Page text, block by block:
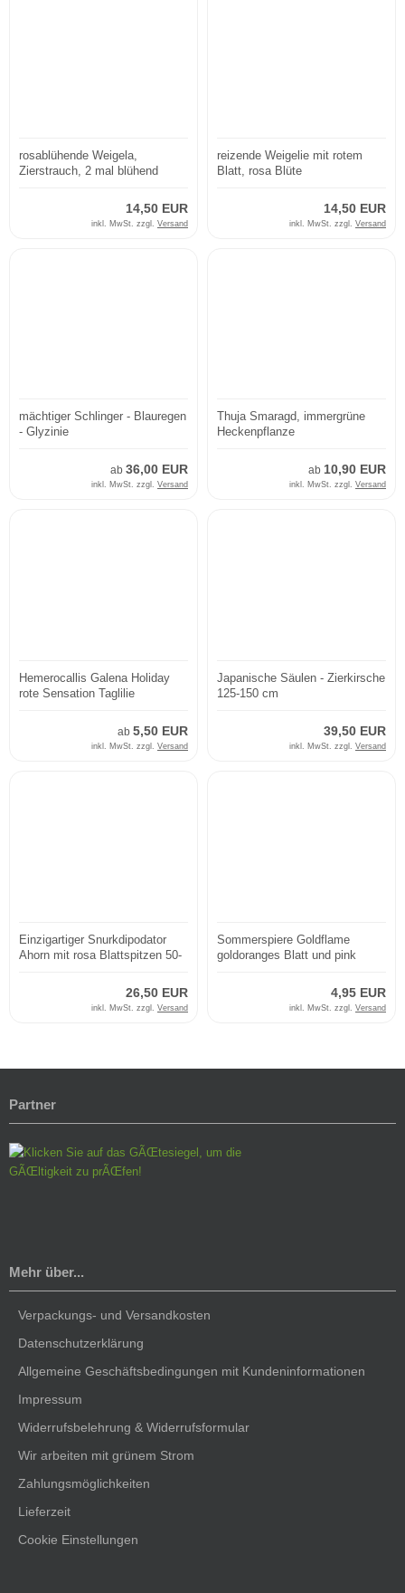
rosablühende Weigela,
Zierstrauch, 2 mal blühend
14,50 EUR
inkl. MwSt. zzgl. Versand
reizende Weigelie mit rotem
Blatt, rosa Blüte
14,50 EUR
inkl. MwSt. zzgl. Versand
mächtiger Schlinger - Blauregen
- Glyzinie
ab 36,00 EUR
inkl. MwSt. zzgl. Versand
Thuja Smaragd, immergrüne
Heckenpflanze
ab 10,90 EUR
inkl. MwSt. zzgl. Versand
Hemerocallis Galena Holiday
rote Sensation Taglilie
ab 5,50 EUR
inkl. MwSt. zzgl. Versand
Japanische Säulen - Zierkirsche
125-150 cm
39,50 EUR
inkl. MwSt. zzgl. Versand
Einzigartiger Snurkdipodator
Ahorn mit rosa Blattspitzen 50-
26,50 EUR
inkl. MwSt. zzgl. Versand
Sommerspiere Goldflame
goldoranges Blatt und pink
4,95 EUR
inkl. MwSt. zzgl. Versand
Partner
Mehr über...
Verpackungs- und Versandkosten
Datenschutzerklärung
Allgemeine Geschäftsbedingungen mit Kundeninformationen
Impressum
Widerrufsbelehrung & Widerrufsformular
Wir arbeiten mit grünem Strom
Zahlungsmöglichkeiten
Lieferzeit
Cookie Einstellungen